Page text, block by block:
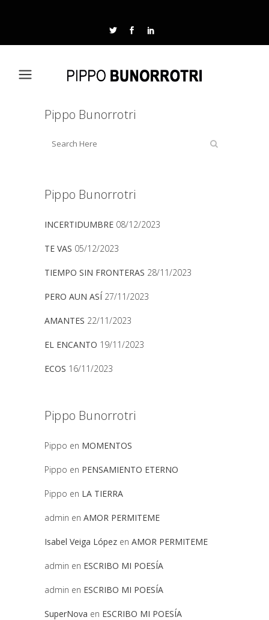
Pippo Bunorrotri
Pippo Bunorrotri
INCERTIDUMBRE 08/12/2023
TE VAS 05/12/2023
TIEMPO SIN FRONTERAS 28/11/2023
PERO AUN ASÍ 27/11/2023
AMANTES 22/11/2023
EL ENCANTO 19/11/2023
ECOS 16/11/2023
Pippo Bunorrotri
Pippo en MOMENTOS
Pippo en PENSAMIENTO ETERNO
Pippo en LA TIERRA
admin en AMOR PERMITEME
Isabel Veiga López en AMOR PERMITEME
admin en ESCRIBO MI POESÍA
admin en ESCRIBO MI POESÍA
SuperNova en ESCRIBO MI POESÍA